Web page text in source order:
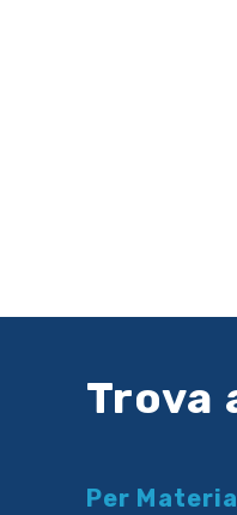
Per Materia